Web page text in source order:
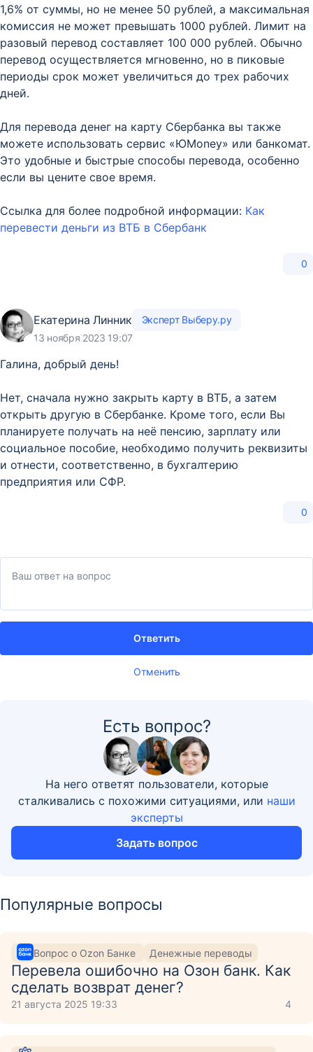
1,6% от суммы, но не менее 50 рублей, а максимальная
комиссия не может превышать 1000 рублей. Лимит на
разовый перевод составляет 100 000 рублей. Обычно
перевод осуществляется мгновенно, но в пиковые
периоды срок может увеличиться до трех рабочих
дней.
Для перевода денег на карту Сбербанка вы также
можете использовать сервис «ЮMoney» или банкомат.
Это удобные и быстрые способы перевода, особенно
если вы цените свое время.
Ссылка для более подробной информации: Как
перевести деньги из ВТБ в Сбербанк
0
Екатерина Линник
Эксперт Выберу.ру
13 ноября 2023 19:07
Галина, добрый день!
Нет, сначала нужно закрыть карту в ВТБ, а затем
открыть другую в Сбербанке. Кроме того, если Вы
планируете получать на неё пенсию, зарплату или
социальное пособие, необходимо получить реквизиты
и отнести, соответственно, в бухгалтерию
предприятия или СФР.
0
Отменить
Ответить
Есть вопрос?
На него ответят пользователи, которые
сталкивались с похожими ситуациями, или наши
эксперты
Задать вопрос
Популярные вопросы
Вопрос о Ozon Банке Денежные переводы
Перевела ошибочно на Озон банк. Как
сделать возврат денег?
21 августа 2025 19:33 4